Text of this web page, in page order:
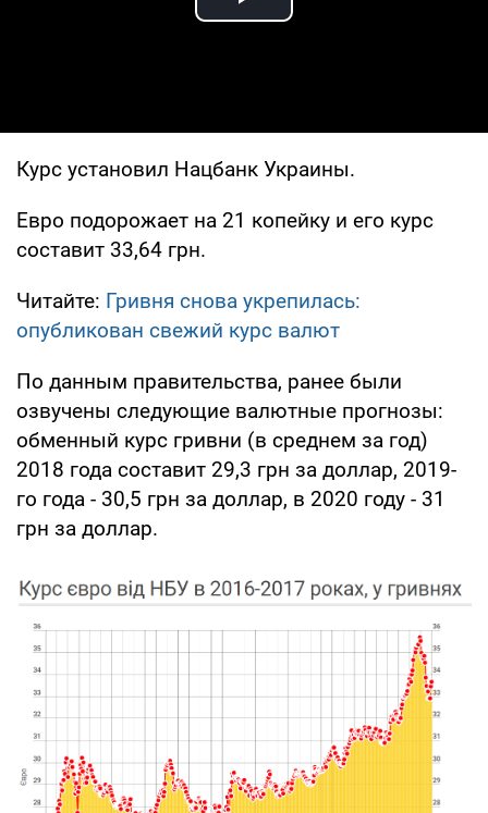
Play Video
Курс установил Нацбанк Украины.
Евро подорожает на 21 копейку и его курс
составит 33,64 грн.
Читайте: Гривня снова укрепилась:
опубликован свежий курс валют
По данным правительства, ранее были
озвучены следующие валютные прогнозы:
обменный курс гривни (в среднем за год)
2018 года составит 29,3 грн за доллар, 2019-
го года - 30,5 грн за доллар, в 2020 году - 31
грн за доллар.